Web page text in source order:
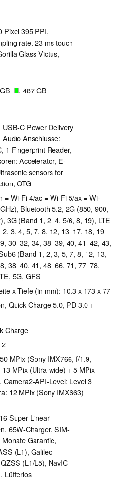
Pixel 395 PPI,
rate, 23 ms touch
Glass Victus,
, 487 GB
C Power Delivery
Anschlüsse:
1 Fingerprint Reader,
Accelerator, E-
sensors for
OTG
= Wi-Fi 4/ac = Wi-Fi 5/ax = Wi-
Bluetooth 5.2, 2G (850, 900,
3G (Band 1, 2, 4, 5/6, 8, 19), LTE
3, 4, 5, 7, 8, 12, 13, 17, 18, 19,
30, 32, 34, 38, 39, 40, 41, 42, 43,
(Band 1, 2, 3, 5, 7, 8, 12, 13,
38, 40, 41, 48, 66, 71, 77, 78,
5G, GPS
x Tiefe (in mm): 10.3 x 173 x 77
Quick Charge 5.0, PD 3.0 +
Charge
MPix (Sony IMX766, f/1.9,
MPix (Ultra-wide) + 5 MPix
Camera2-API-Level: Level 3
12 MPix (Sony IMX663)
Super Linear
65W-Charger, SIM-
Garantie,
(L1), Galileo
(L1/L5), NavIC
Lüfterlos